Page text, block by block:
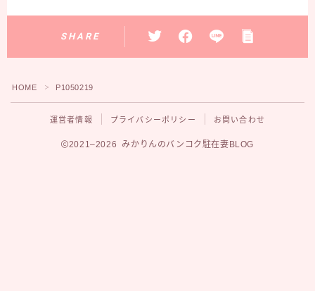
SHARE
HOME ＞ P1050219
運営者情報 プライバシーポリシー お問い合わせ
2021–2026 みかりんのバンコク駐在妻BLOG